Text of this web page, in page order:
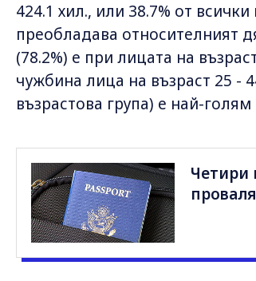
424.1 хил., или 38.7% от
преобладава относителният
(78.2%) е при лицата на
чужбина лица на възраст 25 -
възрастова група) е най-
Четири